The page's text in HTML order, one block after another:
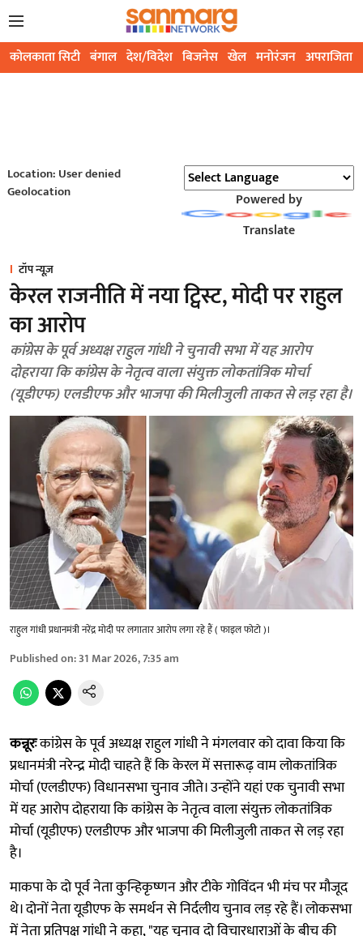
कोलकाता सिटी बंगाल देश/विदेश बिजनेस खेल मनोरंजन अपराजिता
Location: User denied
Geolocation
Powered by
Translate
टॉप न्यूज़
केरल राजनीति में नया ट्विस्ट, मोदी पर राहुल
का आरोप
कांग्रेस के पूर्व अध्यक्ष राहुल गांधी ने चुनावी सभा में यह आरोप
दोहराया कि कांग्रेस के नेतृत्व वाला संयुक्त लोकतांत्रिक मोर्चा
(यूडीएफ) एलडीएफ और भाजपा की मिलीजुली ताकत से लड़ रहा है।
राहुल गांधी प्रधानमंत्री नरेंद्र मोदी पर लगातार आरोप लगा रहे हैं ( फाइल फोटो )।
Published on:31 Mar 2026, 7:35 am
कन्नूरःकांग्रेस के पूर्व अध्यक्ष राहुल गांधी ने मंगलवार को दावा किया कि
प्रधानमंत्री नरेन्द्र मोदी चाहते हैं कि केरल में सत्तारूढ़ वाम लोकतांत्रिक
मोर्चा (एलडीएफ) विधानसभा चुनाव जीते। उन्होंने यहां एक चुनावी सभा
में यह आरोप दोहराया कि कांग्रेस के नेतृत्व वाला संयुक्त लोकतांत्रिक
मोर्चा (यूडीएफ) एलडीएफ और भाजपा की मिलीजुली ताकत से लड़ रहा
है।
माकपा के दो पूर्व नेता कुन्हिकृष्णन और टीके गोविंदन भी मंच पर मौजूद
थे। दोनों नेता यूडीएफ के समर्थन से निर्दलीय चुनाव लड़ रहे हैं। लोकसभा
में नेता प्रतिपक्ष गांधी ने कहा, "यह चुनाव दो विचारधाराओं के बीच की